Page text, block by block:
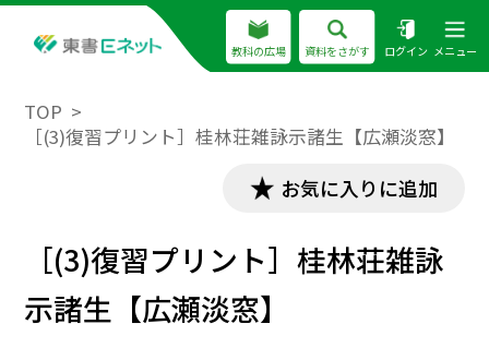
教科の広場 資料をさがす ログイン メニュー
TOP
［(3)復習プリント］桂林荘雑詠示諸生【広瀬淡窓】
お気に入りに追加
［(3)復習プリント］桂林荘雑詠
示諸生【広瀬淡窓】